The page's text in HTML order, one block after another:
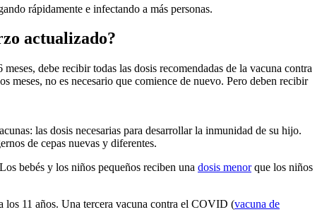
rápidamente e infectando a más personas.
actualizado?
debe recibir todas las dosis recomendadas de la vacuna contra
no es necesario que comience de nuevo. Pero deben recibir
las dosis necesarias para desarrollar la inmunidad de su hijo.
de cepas nuevas y diferentes.
bebés y los niños pequeños reciben una dosis menorque los niños
los 11 años. Una tercera vacuna contra el COVID (vacuna de